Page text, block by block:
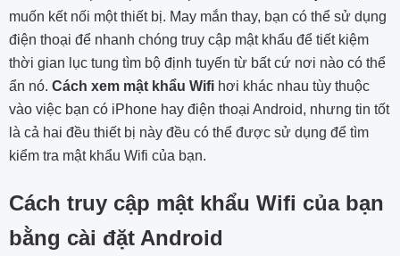
muốn kết nối một thiết bị. May mắn thay, bạn có thể sử dụng
điện thoại để nhanh chóng truy cập mật khẩu để tiết kiệm
thời gian lục tung tìm bộ định tuyến từ bất cứ nơi nào có thể
ẩn nó. Cách xem mật khẩu Wifi hơi khác nhau tùy thuộc
vào việc bạn có iPhone hay điện thoại Android, nhưng tin tốt
là cả hai đều thiết bị này đều có thể được sử dụng để tìm
kiểm tra mật khẩu Wifi của bạn.
Cách truy cập mật khẩu Wifi của bạn
bằng cài đặt Android